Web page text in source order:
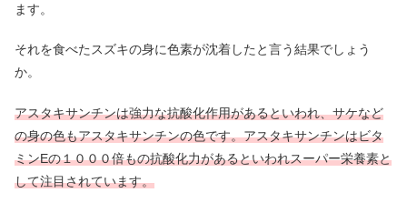
ます。
それを食べたスズキの身に色素が沈着したと言う結果でしょう
か。
アスタキサンチンは強力な抗酸化作用があるといわれ、サケなど
の身の色もアスタキサンチンの色です。アスタキサンチンはビタ
ミンEの１０００倍もの抗酸化力があるといわれスーパー栄養素と
して注目されています。